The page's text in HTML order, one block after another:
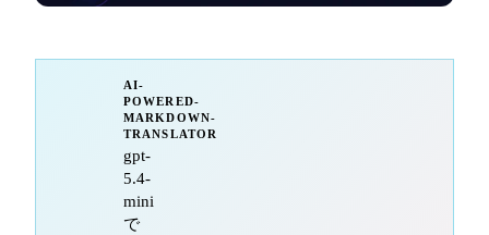
AI-
POWERED-
MARKDOWN-
TRANSLATOR
gpt-
5.4-
mini
で